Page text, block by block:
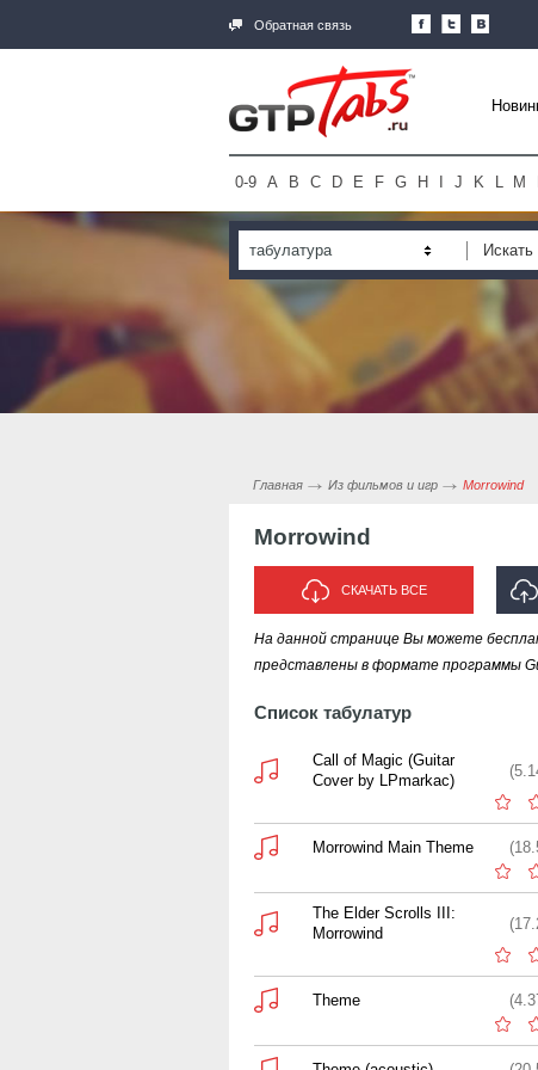
Обратная связь
0-9 A B C D E F G H J K L M
табулатура
Главная Из фильмов и игр Morrowind
Morrowind
СКАЧАТЬ ВСЕ
На данной странице Вы можете
представлены в формате программы
Список табулатур
Call of Magic (Guitar
Cover by LPmarkac)
Morrowind Main Theme
The Elder Scrolls III:
Morrowind
Theme